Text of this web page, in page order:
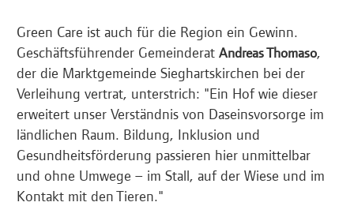
Green Care ist auch für die Region ein Gewinn.
Geschäftsführender Gemeinderat Andreas Thomaso,
der die Marktgemeinde Sieghartskirchen bei der
Verleihung vertrat, unterstrich: "Ein Hof wie dieser
erweitert unser Verständnis von Daseinsvorsorge im
ländlichen Raum. Bildung, Inklusion und
Gesundheitsförderung passieren hier unmittelbar
und ohne Umwege – im Stall, auf der Wiese und im
Kontakt mit den Tieren."